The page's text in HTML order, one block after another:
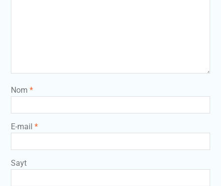
Nom *
E-mail *
Sayt